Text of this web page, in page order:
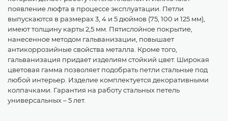
появление люфта в процессе эксплуатации. Петли
выпускаются в размерах 3, 4 и 5 дюймов (75, 100 и 125 мм),
имеют толщину карты 2,5 мм. Пятислойное покрытие,
нанесенное методом гальванизации, повышает
антикоррозийные свойства металла. Кроме того,
гальванизация придает изделиям стойкий цвет. Широкая
цветовая гамма позволяет подобрать петли стальные под
любой интерьер. Изделие комплектуется декоративными
колпачками. Гарантия на работу стальных петель
универсальных – 5 лет.